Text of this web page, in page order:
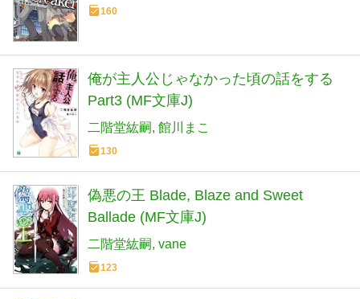
160
俺が主人公じゃなかった頃の話をする
Part3 (MF文庫J)
二階堂紘嗣 館川まこ
130
偽悪の王 Blade, Blaze and Sweet
Ballade (MF文庫J)
二階堂紘嗣 vane
123